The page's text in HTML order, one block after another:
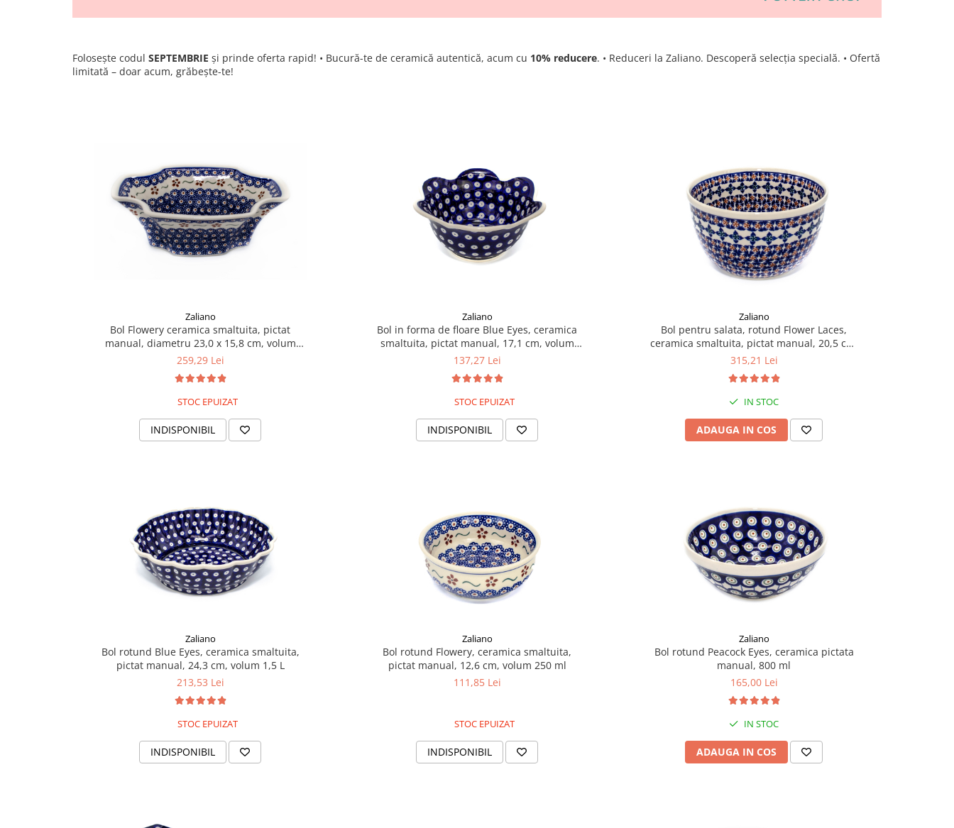
Folosește codul SEPTEMBRIE și prinde oferta rapid! • Bucură-te de ceramică autentică, acum cu 10% reducere. • Reduceri la Zaliano. Descoperă selecția specială. • Ofertă
limitată – doar acum, grăbește-te!
Zaliano
Bol Flowery ceramica smaltuita, pictat
manual, diametru 23,0 x 15,8 cm, volum
700ml
259,29 Lei
STOC EPUIZAT
INDISPONIBIL
Zaliano
Bol in forma de floare Blue Eyes, ceramica
smaltuita, pictat manual, 17,1 cm, volum
500 ml
137,27 Lei
STOC EPUIZAT
INDISPONIBIL
Zaliano
Bol pentru salata, rotund Flower Laces,
ceramica smaltuita, pictat manual, 20,5 cm,
volum 2,25L
315,21 Lei
IN STOC
ADAUGA IN COS
Zaliano
Bol rotund Blue Eyes, ceramica smaltuita,
pictat manual, 24,3 cm, volum 1,5 L
213,53 Lei
STOC EPUIZAT
INDISPONIBIL
Zaliano
Bol rotund Flowery, ceramica smaltuita,
pictat manual, 12,6 cm, volum 250 ml
111,85 Lei
STOC EPUIZAT
INDISPONIBIL
Zaliano
Bol rotund Peacock Eyes, ceramica pictata
manual, 800 ml
165,00 Lei
IN STOC
ADAUGA IN COS